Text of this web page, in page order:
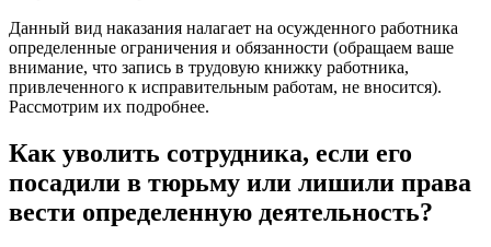
Данный вид наказания налагает на осужденного работника
определенные ограничения и обязанности (обращаем ваше
внимание, что запись в трудовую книжку работника,
привлеченного к исправительным работам, не вносится).
Рассмотрим их подробнее.
Как уволить сотрудника, если его
посадили в тюрьму или лишили права
вести определенную деятельность?